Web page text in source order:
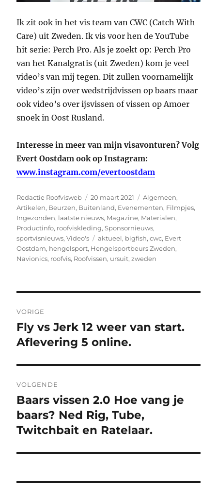
Ik zit ook in het vis team van CWC (Catch With
Care) uit Zweden. Ik vis voor hen de YouTube
hit serie: Perch Pro. Als je zoekt op: Perch Pro
van het Kanalgratis (uit Zweden) kom je veel
video’s van mij tegen. Dit zullen voornamelijk
video’s zijn over wedstrijdvissen op baars maar
ook video’s over ijsvissen of vissen op Amoer
snoek in Oost Rusland.
Interesse in meer van mijn visavonturen? Volg
Evert Oostdam ook op Instagram:
www.instagram.com/evertoostdam
Auteur
Redactie Roofvisweb
Geplaatst
op
20 maart 2021 Categorieën
Algemeen,
Artikelen, Beurzen, Buitenland, Evenementen, Filmpjes,
Ingezonden, laatste nieuws, Magazine, Materialen,
Productinfo, roofviskleding,Sponsornieuws,
sportvisnieuws,Video's Tags
aktueel, bigfish,cwc, Evert
Oostdam, hengelsport, Hengelsportbeurs Zweden,
Navionics, roofvis, Roofvissen, ursuit,zweden
navigatie
VORIGE
Vorig
bericht:
Fly vs Jerk 12 weer van start.
Aflevering 5 online.
VOLGENDE
Volgend
bericht:
Baars vissen 2.0 Hoe vang je
baars? Ned Rig, Tube,
Twitchbait en Ratelaar.